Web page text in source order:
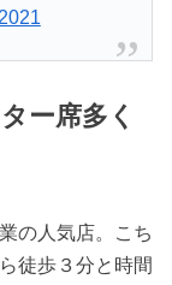
ー席多く
の人気店。こち
徒歩３分と時間